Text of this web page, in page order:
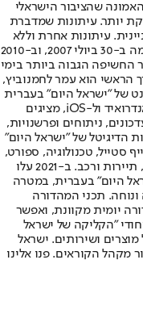
שהציבור הישראלי
יותר. עיתונות שמדברת
עיתונות אחרת וללא
תשלום. המהדורה המודפסת הראשונה פורסמה ב-30 ביולי 2007, וב-2010
החשיפה הגבוה ביותר בימי
הראשי הוא עמר לחמנוביץ,
של "ישראל היום" בעברית
ובאנגלית, כמו כן היישומונים (אפליקציות) לאנדרואיד ול-iOS, מציגים
ניתוחים ופרשנויות,
הדיגיטל של "ישראל היום"
סטייל, טכנולוגיה, ספורט,
כלכלה וצרכנות, בריאות, חיילים, אוכל, יהדות, תיירות ורכב. ב-2021 עלו
היום" בעברית, במטרה
תכני המהדורה
יומית מקוונת, ואפשר
"הקליקה של ישראל
ושירותים. ישראל
מקהל הקוראים. פנו אלינו